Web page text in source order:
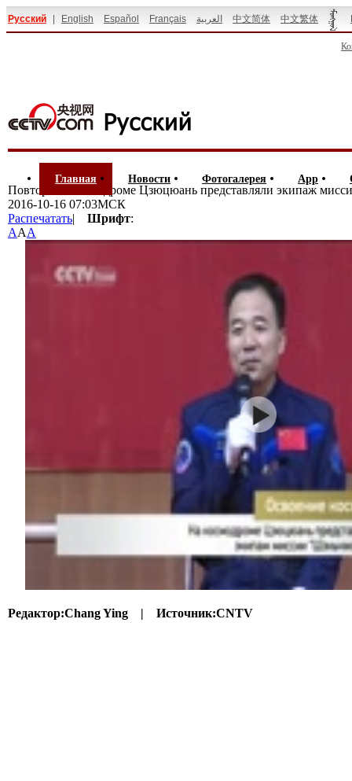
Русский English Español Français العربية 中文简体 中文繁体
Главная Новости Фотогалерея App
Повтор: На космодроме Цзюцюань представляли экипаж
2016-10-16 07:03МСК
Распечатать| Шрифт:
AAA
Редактор:Chang Ying | Источник:CNTV